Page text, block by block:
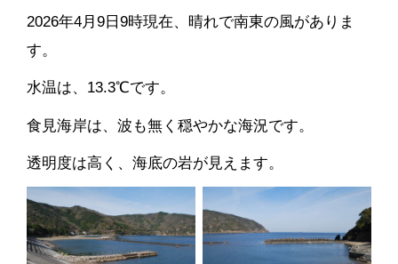
2026年4月9日9時現在、晴れで南東の風がありま
す。
水温は、13.3℃です。
食見海岸は、波も無く穏やかな海況です。
透明度は高く、海底の岩が見えます。